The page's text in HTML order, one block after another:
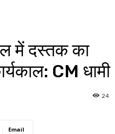
में दस्तक का
CM धामी
24
Email